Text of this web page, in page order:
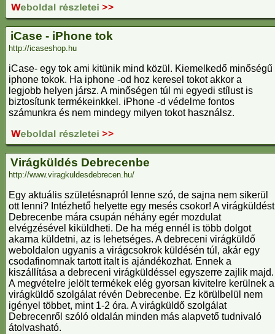
iCase - iPhone tok
http://icaseshop.hu
iCase- egy tok ami kitünik mind közül. Kiemelkedő minőségű
iphone tokok. Ha iphone -od hoz keresel tokot akkor a
legjobb helyen jársz. A minőségen túl mi egyedi stílust is
biztosítunk termékeinkkel. iPhone -d védelme fontos
számunkra és nem mindegy milyen tokot használsz.
Virágküldés Debrecenbe
http://www.viragkuldesdebrecen.hu/
Egy aktuális születésnapról lenne szó, de sajna nem sikerül
ott lenni? Intézhető helyette egy mesés csokor! A virágküldést
Debrecenbe mára csupán néhány egér mozdulat
elvégzésével kiküldheti. De ha még ennél is több dolgot
akarna küldetni, az is lehetséges. A debreceni virágküldő
weboldalon ugyanis a virágcsokrok küldésén túl, akár egy
csodafinomnak tartott italt is ajándékozhat. Ennek a
kiszállítása a debreceni virágküldéssel egyszerre zajlik majd.
A megvételre jelölt termékek elég gyorsan kivitelre kerülnek a
virágküldő szolgálat révén Debrecenbe. Ez körülbelül nem
igényel többet, mint 1-2 óra. A virágküldő szolgálat
Debrecenről szóló oldalán minden más alapvető tudnivaló
átolvasható.